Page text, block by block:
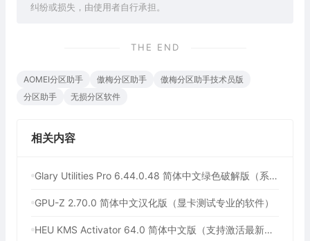
纠纷或损失，由使用者自行承担。
THE END
AOMEI分区助手 傲梅分区助手
傲梅分区助手技术员版
分区助手
无损分区软件
相关内容
Glary Utilities Pro 6.44.0.48 简体中文绿色破解版（系统维护军刀）
GPU-Z 2.70.0 简体中文汉化版（显卡测试专业的软件）
HEU KMS Activator 64.0 简体中文版（支持激活最新版Windows/Office离线永久激活）